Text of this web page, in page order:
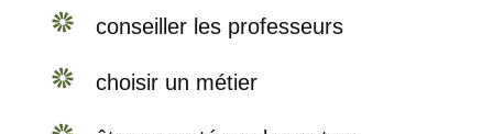
conseiller les professeurs
choisir un métier